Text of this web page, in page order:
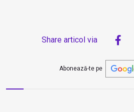
Share articol via
Abonează-te pe